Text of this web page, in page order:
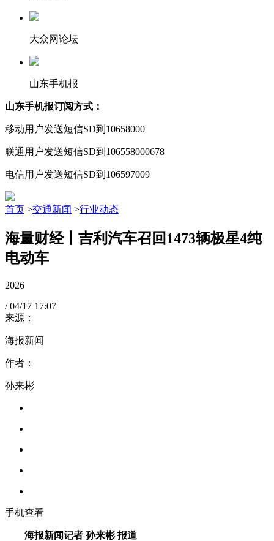
大众网论坛
山东手机报
山东手机报订阅方式：
移动用户发送短信SD到10658000
联通用户发送短信SD到106558000678
电信用户发送短信SD到106597009
首页 >交通新闻 >行业动态
海量财经丨吉利汽车召回1473辆极星4纯
电动车
2026
/ 04/17 17:07
来源：
海报新闻
作者：
孙来彬
手机查看
海报新闻记者 孙来彬 报道